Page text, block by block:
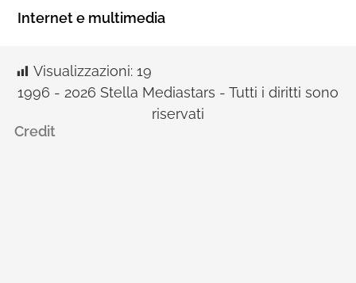
Internet e multimedia
Visualizzazioni: 19
1996 - 2026 Stella Mediastars - Tutti i diritti sono
riservati
Credit